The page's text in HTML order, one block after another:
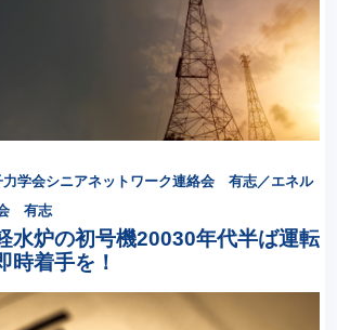
力学会シニアネットワーク連絡会 有志／エネル
有志
水炉の初号機20030年代半ば運転
時着手を！